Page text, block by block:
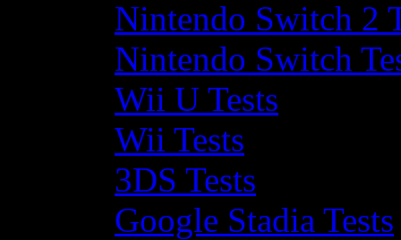
Nintendo Switch 2
Nintendo Switch
Wii U Tests
Wii Tests
3DS Tests
Google Stadia Tests